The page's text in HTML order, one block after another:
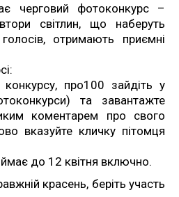
черговий фотоконкурс –
світлин, що наберуть
отримають приємні
про100 зайдіть у
та завантажте
коментарем про свого
вказуйте кличку пітомця
до 12 квітня включно.
красень, беріть участь